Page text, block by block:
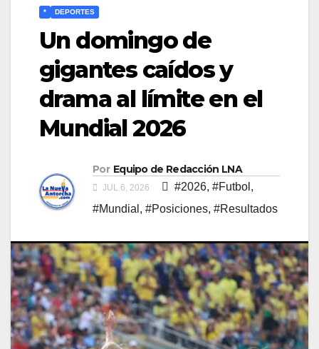
* DEPORTES
Un domingo de
gigantes caídos y
drama al límite en el
Mundial 2026
Por Equipo de Redacción LNA
JUL 6, 2026 #2026, #Futbol ,
#Mundial , #Posiciones, #Resultados